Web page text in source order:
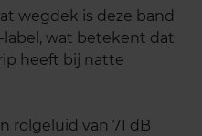
wegdek is deze band
wat betekent dat
heeft bij natte
rolgeluid van 71 dB